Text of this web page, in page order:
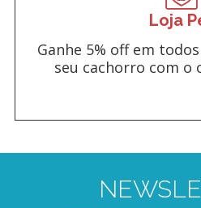
Loja
Ganhe 5% off em
seu cachorro com o